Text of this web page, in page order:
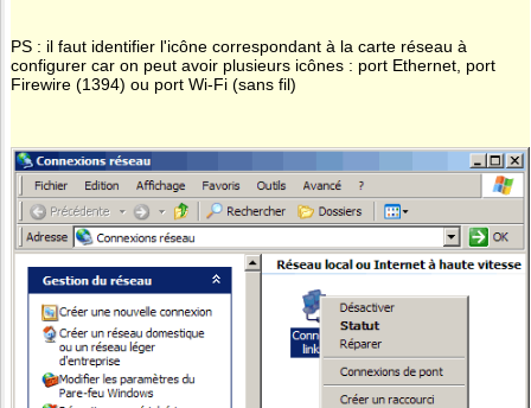
PS : il faut identifier l'icône correspondant à la carte réseau à
configurer car on peut avoir plusieurs icônes : port Ethernet, port
Firewire (1394) ou port Wi-Fi (sans fil)